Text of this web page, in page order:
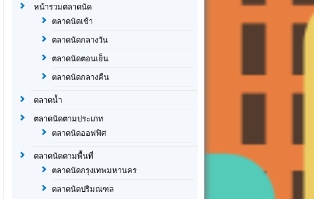
หน้ารวมตลาดนัด
ตลาดนัดเช้า
ตลาดนัดกลางวัน
ตลาดนัดตอนเย็น
ตลาดนัดกลางคืน
ตลาดน้ำ
ตลาดนัดตามประเภท
ตลาดนัดออฟฟิศ
ตลาดนัดตามพื้นที่
ตลาดนัดกรุงเทพมหานคร
ตลาดนัดปริมณฑล